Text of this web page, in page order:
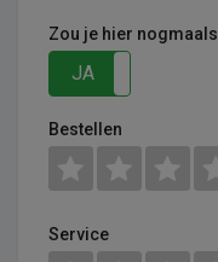
Zou je hier
JA
Bestellen
Service